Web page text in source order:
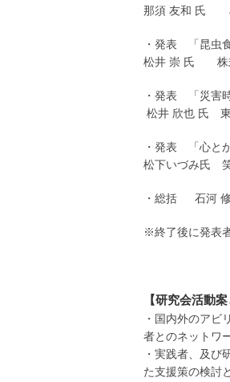
那須 友和 氏
・発表 「昆虫
松井 崇 氏 株
・発表 「災害
松井 欣也 氏 東
・発表 「心と
松下いづみ氏
・総括 石河
※終了後に発表
【研究会活動
・国内外のアビ
者とのネットワ
・実践者、及び
た支援策の検討